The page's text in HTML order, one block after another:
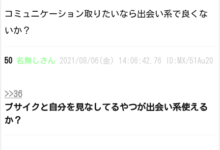
コミュニケーション取りたいなら出会い系で良くな
いか？
50 名無しさん 2021/08/06(金) 14:06:42.76 ID:MX/51Au20
>>36
ブサイクと自分を見なしてるやつが出会い系使える
か？